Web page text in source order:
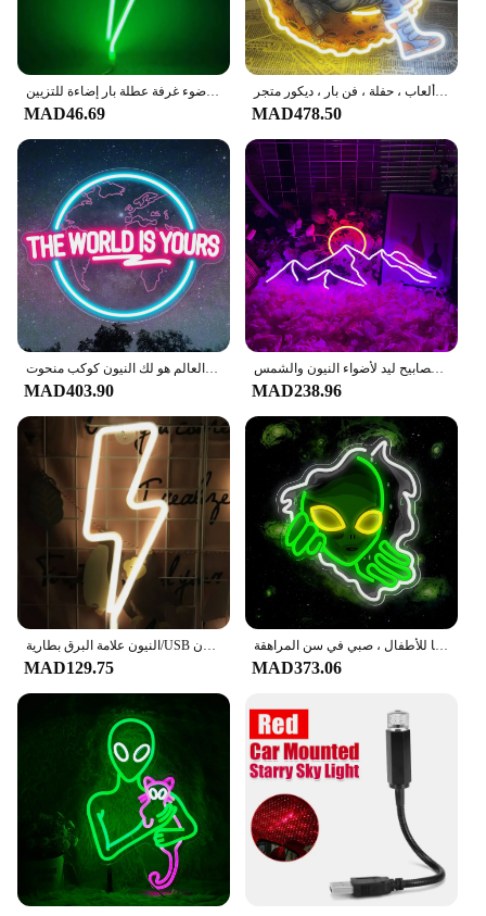
منتج جديد ضوء النيون معلقة نوع البرق النمذجة ضوء غرفة عطلة بار إضاءة للتزيين LED ضوء الليل 5 فولت بطارية USB
MAD46.69
رواد الفضاء يرقدون على القمر لافتة نيون لديكور الجدار ، إضاءة ليد شخصية ، غرفة ألعاب ، حفلة ، فن بار ، ديكور متجر
MAD478.50
العالم هو لك النيون كوكب منحوت LED ضوء النيون تسجيل لمكتب الزفاف رجل الكهف لعبة غرفة جدار ديكور هدية عيد ميلاد
MAD403.90
مصابيح ليد لأضواء النيون والشمس ، USB ، مصباح ليد ، لافتات ، ديكور حائط منزلي ، غرفة نوم ، غرفة أطفال ، حفلة بار ، ديكور أعياد ميلاد
MAD238.96
النيون علامة البرق بطارية/USB تعمل الغيوم البرق القمر النيون Led تسجيل للأطفال غرفة حفلة شريط المنزل هدية الديكور
MAD129.75
لافتة نيون غريبة لديكور الحائط ، غرفة ألعاب ، منزل ، بار ، حفلة ، غرفة نوم ، كهف رجل ، تضيء ، هدايا للأطفال ، صبي في سن المراهقة
MAD373.06